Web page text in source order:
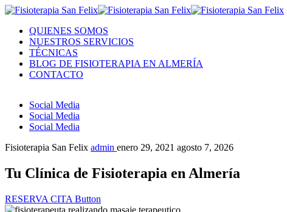
QUIENES SOMOS
NUESTROS SERVICIOS
TÉCNICAS
BLOG DE FISIOTERAPIA EN ALMERÍA
CONTACTO
Social Media
Social Media
Social Media
Fisioterapia San Felix admin enero 29, 2021 agosto 7, 2026
Tu Clínica de Fisioterapia en Almería
RESERVA CITA Button